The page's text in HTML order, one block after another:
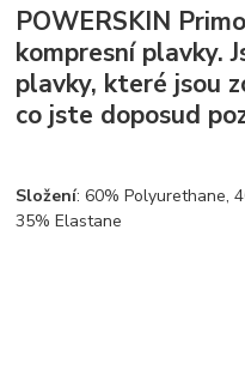
POWERSKIN
kompresní plavky.
plavky, které jsou
co jste doposud
Složení: 60% Polyurethane,
35% Elastane